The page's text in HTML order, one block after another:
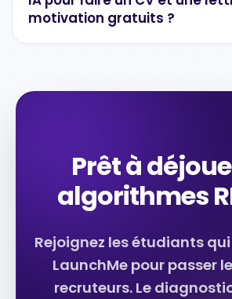
Notre outil principal de
gratuit
tester
motivation gratuits ?
Prêt à
algorithmes
Rejoignez les étudiants
LaunchMe pour passer
recruteurs. Le